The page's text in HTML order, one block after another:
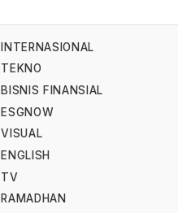
INTERNASIONAL
TEKNO
BISNIS FINANSIAL
ESGNOW
VISUAL
ENGLISH
TV
RAMADHAN